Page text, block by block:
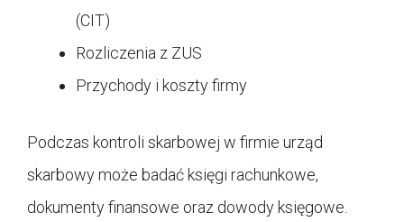
(CIT)
Rozliczenia z ZUS
Przychody i koszty firmy
Podczas kontroli skarbowej w firmie urząd
skarbowy może badać księgi rachunkowe,
dokumenty finansowe oraz dowody księgowe.